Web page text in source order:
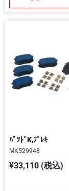
ﾊﾟﾂﾄﾞK,ﾌﾞﾚｷ
MK529948
¥33,110 (税込)